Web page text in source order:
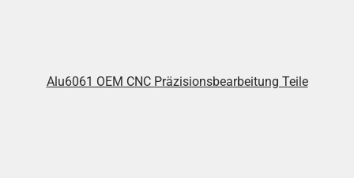
Alu6061 OEM CNC Präzisionsbearbeitung Teile